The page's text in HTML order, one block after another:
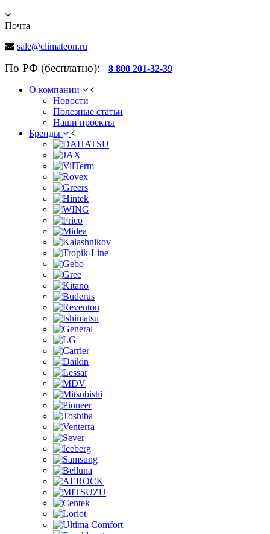
Почта
sale@climateon.ru
По РФ (бесплатно): 8 800 201-32-39
О компании
Новости
Полезные статьи
Наши проекты
Бренды